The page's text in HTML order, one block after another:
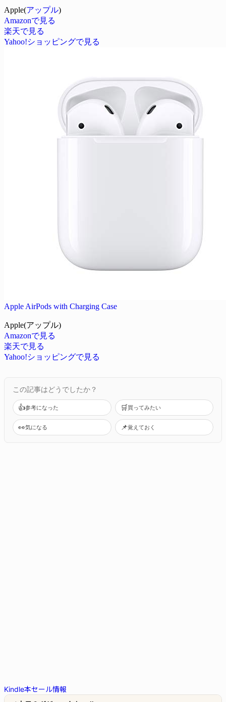
Apple(アップル)
Amazonで見る
楽天で見る
Yahoo!ショッピングで見る
Apple AirPods with Charging Case
Apple(アップル)
Amazonで見る
楽天で見る
Yahoo!ショッピングで見る
この記事はどうでしたか？
👍参考になった 🛒買ってみたい
👀気になる 📌覚えておく
Kindle本セール情報